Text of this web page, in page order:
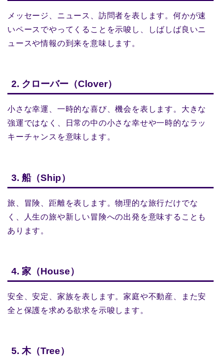
メッセージ、ニュース、訪問者を表します。何かが速
いペースでやってくることを示唆し、しばしば良いニ
ュースや情報の到来を意味します。
2. クローバー（Clover）
小さな幸運、一時的な喜び、機会を表します。大きな
強運ではなく、日常の中の小さな幸せや一時的なラッ
キーチャンスを意味します。
3. 船（Ship）
旅、冒険、距離を表します。物理的な旅行だけでな
く、人生の旅や新しい冒険への出発を意味することも
あります。
4. 家（House）
安全、安定、家族を表します。家庭や不動産、また安
全と保護を求める欲求を示唆します。
5. 木（Tree）